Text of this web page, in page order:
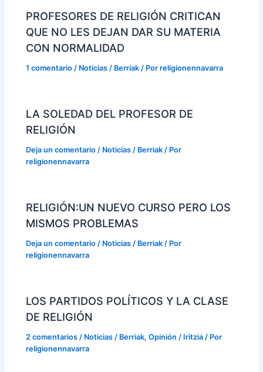
PROFESORES DE RELIGIÓN CRITICAN
QUE NO LES DEJAN DAR SU MATERIA
CON NORMALIDAD
1 comentario / Noticias / Berriak / Porreligionennavarra
LA SOLEDAD DEL PROFESOR DE
RELIGIÓN
Deja un comentario / Noticias / Berriak / Por
religionennavarra
RELIGIÓN:UN NUEVO CURSO PERO LOS
MISMOS PROBLEMAS
Deja un comentario / Noticias / Berriak / Por
religionennavarra
LOS PARTIDOS POLÍTICOS Y LA CLASE
DE RELIGIÓN
2 comentarios / Noticias / Berriak,Opinión / Iritzia / Por
religionennavarra